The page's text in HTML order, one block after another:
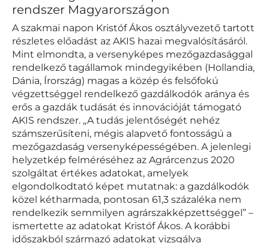
rendszer Magyarországon
A szakmai napon Kristóf Ákos osztályvezető tartott
részletes előadást az AKIS hazai megvalósításáról.
Mint elmondta, a versenyképes mezőgazdasággal
rendelkező tagállamok mindegyikében (Hollandia,
Dánia, Írország) magas a közép és felsőfokú
végzettséggel rendelkező gazdálkodók aránya és
erős a gazdák tudását és innovációját támogató
AKIS rendszer. „A tudás jelentőségét nehéz
számszerűsíteni, mégis alapvető fontosságú a
mezőgazdaság versenyképességében. A jelenlegi
helyzetkép felméréséhez az Agrárcenzus 2020
szolgáltat értékes adatokat, amelyek
elgondolkodtató képet mutatnak: a gazdálkodók
közel kétharmada, pontosan 61,3 százaléka nem
rendelkezik semmilyen agrárszakképzettséggel” –
ismertette az adatokat Kristóf Ákos. A korábbi
időszakból származó adatokat vizsgálva